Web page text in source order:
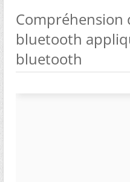
bluetooth
bluetooth